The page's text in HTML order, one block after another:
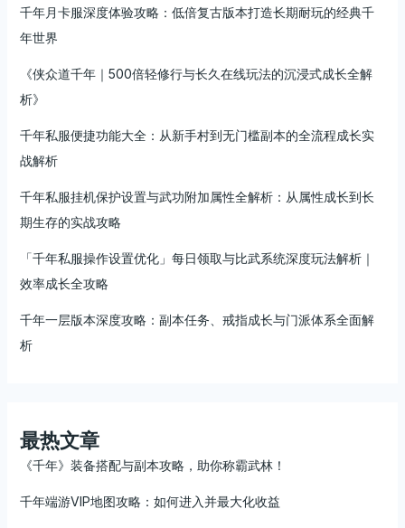
千年月卡服深度体验攻略：低倍复古版本打造长期耐玩的经典千
年世界
《侠众道千年｜500倍轻修行与长久在线玩法的沉浸式成长全解
析》
千年私服便捷功能大全：从新手村到无门槛副本的全流程成长实
战解析
千年私服挂机保护设置与武功附加属性全解析：从属性成长到长
期生存的实战攻略
「千年私服操作设置优化」每日领取与比武系统深度玩法解析｜
效率成长全攻略
千年一层版本深度攻略：副本任务、戒指成长与门派体系全面解
析
最热文章
《千年》装备搭配与副本攻略，助你称霸武林！
千年端游VIP地图攻略：如何进入并最大化收益